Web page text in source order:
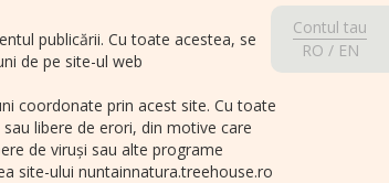
Contul tau
RO / EN
publicării. Cu toate acestea, se
de pe site-ul web
coordonate prin acest site. Cu toate
libere de erori, din motive care
de viruși sau alte programe
site-ului nuntainnatura.treehouse.ro